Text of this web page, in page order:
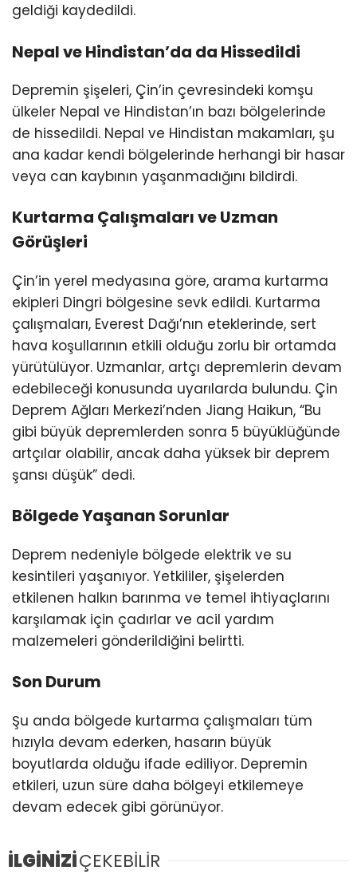
geldiği kaydedildi.
Nepal ve Hindistan’da da Hissedildi
Depremin şişeleri, Çin’in çevresindeki komşu
ülkeler Nepal ve Hindistan’ın bazı bölgelerinde
de hissedildi. Nepal ve Hindistan makamları, şu
ana kadar kendi bölgelerinde herhangi bir hasar
veya can kaybının yaşanmadığını bildirdi.
Kurtarma Çalışmaları ve Uzman
Görüşleri
Çin’in yerel medyasına göre, arama kurtarma
ekipleri Dingri bölgesine sevk edildi. Kurtarma
çalışmaları, Everest Dağı’nın eteklerinde, sert
hava koşullarının etkili olduğu zorlu bir ortamda
yürütülüyor. Uzmanlar, artçı depremlerin devam
edebileceği konusunda uyarılarda bulundu. Çin
Deprem Ağları Merkezi’nden Jiang Haikun, “Bu
gibi büyük depremlerden sonra 5 büyüklüğünde
artçılar olabilir, ancak daha yüksek bir deprem
şansı düşük” dedi.
Bölgede Yaşanan Sorunlar
Deprem nedeniyle bölgede elektrik ve su
kesintileri yaşanıyor. Yetkililer, şişelerden
etkilenen halkın barınma ve temel ihtiyaçlarını
karşılamak için çadırlar ve acil yardım
malzemeleri gönderildiğini belirtti.
Son Durum
Şu anda bölgede kurtarma çalışmaları tüm
hızıyla devam ederken, hasarın büyük
boyutlarda olduğu ifade ediliyor. Depremin
etkileri, uzun süre daha bölgeyi etkilemeye
devam edecek gibi görünüyor.
İLGİNİZİÇEKEBİLİR